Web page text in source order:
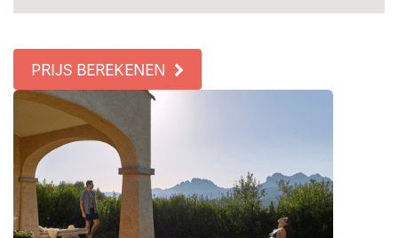
PRIJS BEREKENEN